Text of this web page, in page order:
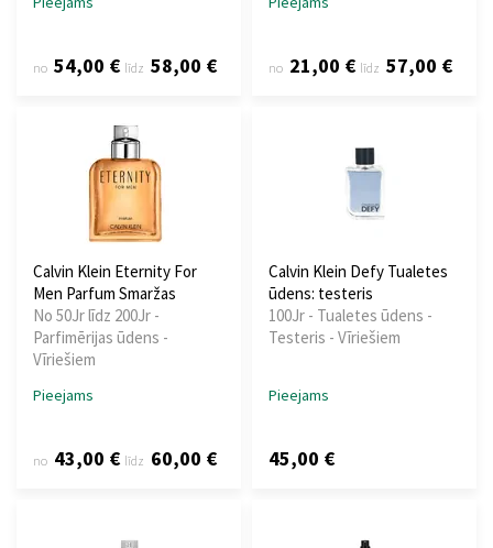
no 54,00 € līdz 58,00 € no 21,00 € līdz 57,00 €
Calvin Klein Eternity For
Men Parfum Smaržas
No 50Jr līdz 200Jr -
Parfimērijas ūdens -
Vīriešiem
Pieejams
no 43,00 € līdz 60,00 €
Calvin Klein Defy Tualetes
ūdens: testeris
100Jr - Tualetes ūdens -
Testeris - Vīriešiem
Pieejams
45,00 €